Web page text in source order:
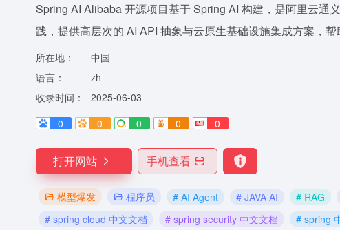
Spring AI Alibaba 开源项目基于 Spring AI 构建，是阿里云通
践，提供高层次的 AI API 抽象与云原生基础设施集成方案，帮
所在地：
中国
语言：
zh
收录时间：
2025-06-03
0
0 0 0 0
打开网站 手机查看
模型爆发 程序员 # AI Agent # JAVA AI # RAG
# spring cloud 中文文档
# spring security 中文文档 # spring